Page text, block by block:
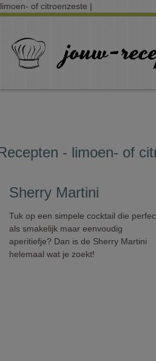
limoen- of citroenzeste |
- limoen- of
Sherry Martini
Tuk op een simpele cocktail die
als smakelijk maar eenvoudig
aperitiefje? Dan is de Sherry Martini
helemaal wat je zoekt!